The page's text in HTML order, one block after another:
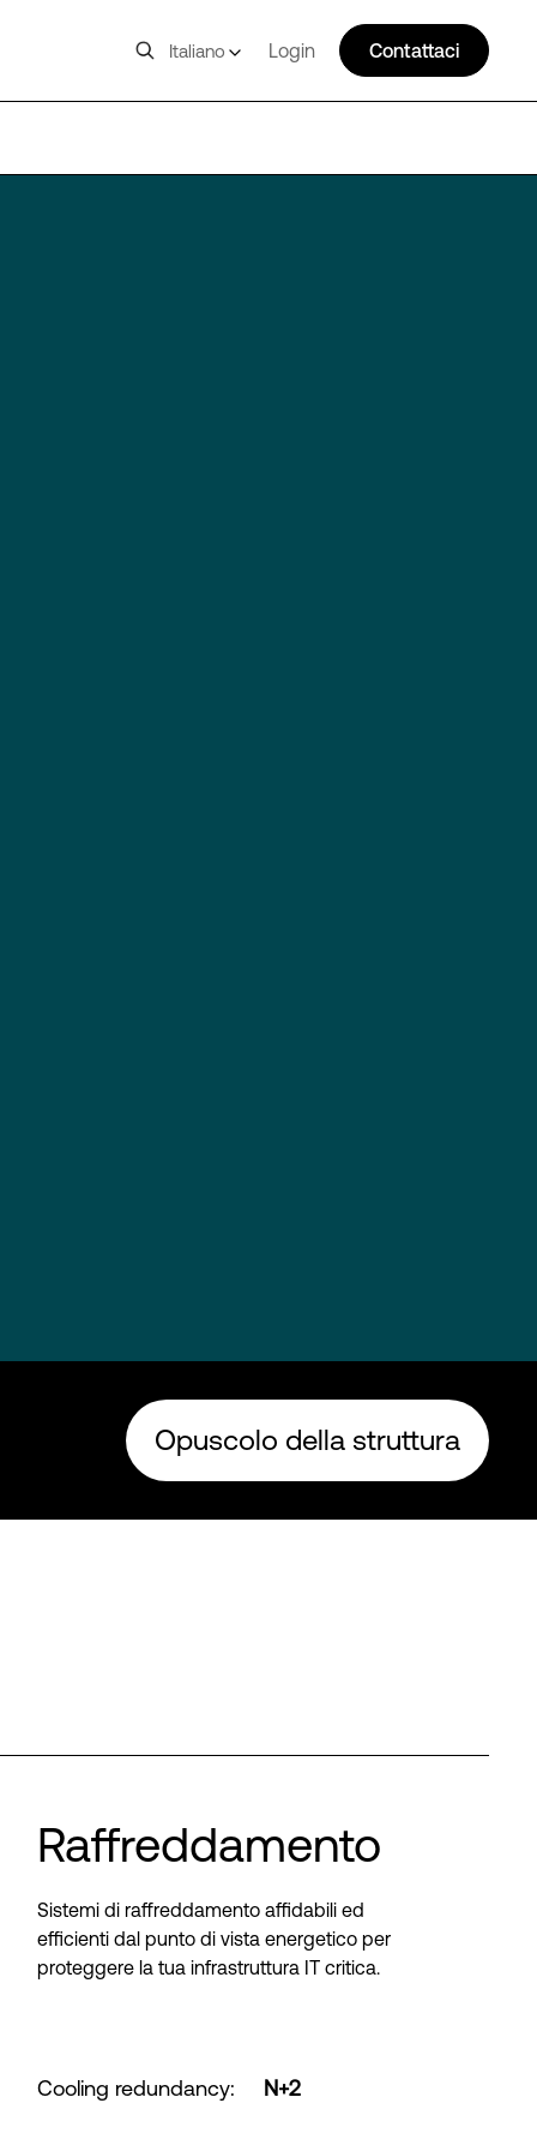
Italiano Login Contattaci
HND10&11
Opuscolo della struttura
Raffreddamento
Sistemi di raffreddamento affidabili ed
efficienti dal punto di vista energetico per
proteggere la tua infrastruttura IT critica.
Cooling redundancy: N+2